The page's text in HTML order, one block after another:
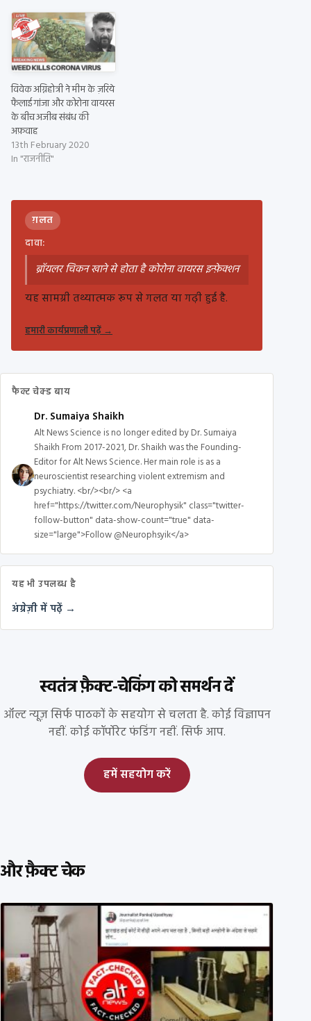
विवेक अग्निहोत्री ने मीम के ज़रिये
फैलाई गांजा और कोरोना वायरस
के बीच अजीब संबंध की
अफ़वाह
13th February 2020
In "राजनीति"
ग़लत
दावा:
ब्रॉयलर चिकन खाने से होता है कोरोना वायरस इन्फ़ेक्शन
यह सामग्री तथ्यात्मक रूप से गलत या गढ़ी हुई है.
हमारी कार्यप्रणाली पढ़ें→
फैक्ट चेक्ड बाय
Dr. Sumaiya Shaikh
Alt News Science is no longer edited by Dr. Sumaiya
Shaikh From 2017-2021, Dr. Shaikh was the Founding-
Editor for Alt News Science. Her main role is as a
neuroscientist researching violent extremism and
psychiatry. <br/><br/> <a
href="https://twitter.com/Neurophysik" class="twitter-
follow-button" data-show-count="true" data-
size="large">Follow @Neurophsyik</a>
यह भी उपलब्ध है
अंग्रेज़ी में पढ़ें →
स्वतंत्र फ़ैक्ट-चेकिंग को समर्थन दें
ऑल्ट न्यूज़ सिर्फ पाठकों के सहयोग से चलता है. कोई विज्ञापन
नहीं. कोई कॉर्पोरेट फंडिंग नहीं. सिर्फ आप.
हमें सहयोग करें
और फ़ैक्ट चेक